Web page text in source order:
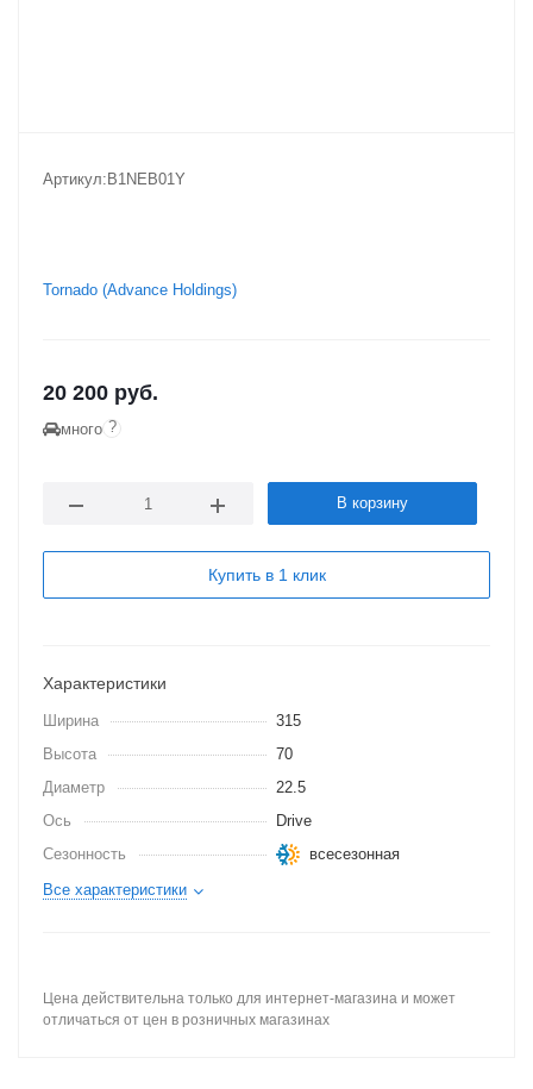
Артикул: B1NEB01Y
Tornado (Advance Holdings)
20 200 руб.
много ?
В корзину
Купить в 1 клик
Характеристики
Ширина
315
Высота
70
Диаметр
22.5
Ось
Drive
Сезонность
всесезонная
Все характеристики
Цена действительна только для интернет-магазина и может
отличаться от цен в розничных магазинах